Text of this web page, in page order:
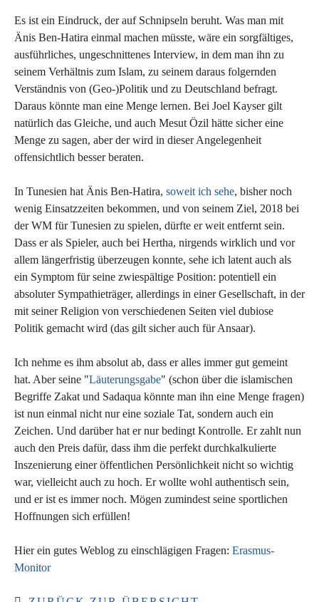
Es ist ein Eindruck, der auf Schnipseln beruht. Was man mit
Änis Ben-Hatira einmal machen müsste, wäre ein sorgfältiges,
ausführliches, ungeschnittenes Interview, in dem man ihn zu
seinem Verhältnis zum Islam, zu seinem daraus folgernden
Verständnis von (Geo-)Politik und zu Deutschland befragt.
Daraus könnte man eine Menge lernen. Bei Joel Kayser gilt
natürlich das Gleiche, und auch Mesut Özil hätte sicher eine
Menge zu sagen, aber der wird in dieser Angelegenheit
offensichtlich besser beraten.
In Tunesien hat Änis Ben-Hatira, soweit ich sehe, bisher noch
wenig Einsatzzeiten bekommen, und von seinem Ziel, 2018 bei
der WM für Tunesien zu spielen, dürfte er weit entfernt sein.
Dass er als Spieler, auch bei Hertha, nirgends wirklich und vor
allem längerfristig überzeugen konnte, sehe ich latent auch als
ein Symptom für seine zwiespältige Position: potentiell ein
absoluter Sympathieträger, allerdings in einer Gesellschaft, in der
mit seiner Religion von verschiedenen Seiten viel dubiose
Politik gemacht wird (das gilt sicher auch für Ansaar).
Ich nehme es ihm absolut ab, dass er alles immer gut gemeint
hat. Aber seine "Läuterungsgabe" (schon über die islamischen
Begriffe Zakat und Sadaqua könnte man ihn eine Menge fragen)
ist nun einmal nicht nur eine soziale Tat, sondern auch ein
Zeichen. Und darüber hat er nur bedingt Kontrolle. Er zahlt nun
auch den Preis dafür, dass ihm die perfekt durchkalkulierte
Inszenierung einer öffentlichen Persönlichkeit nicht so wichtig
war, vielleicht auch zu hoch. Er wollte wohl authentisch sein,
und er ist es immer noch. Mögen zumindest seine sportlichen
Hoffnungen sich erfüllen!
Hier ein gutes Weblog zu einschlägigen Fragen: Erasmus-
Monitor